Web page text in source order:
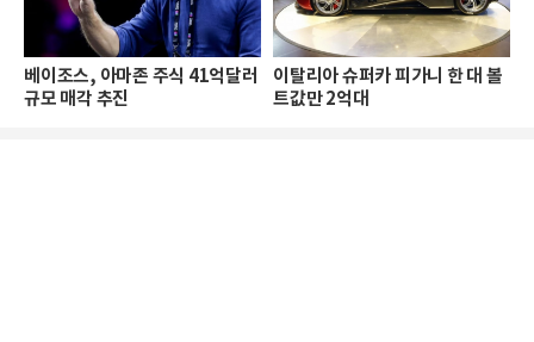
베이조스, 아마존 주식 41억달러
규모 매각 추진
이탈리아 슈퍼카 피가니 한 대 볼
트값만 2억대